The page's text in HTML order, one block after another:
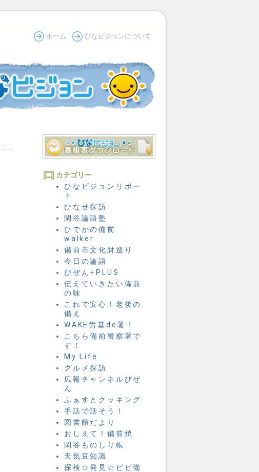
ホーム ひなビジョンについて
カテゴリー
ひなビジョンリポー
ト
ひなせ探訪
閑谷論語塾
ひでかの備前
walker
備前市文化財巡り
今日の論語
びぜん+PLUS
伝えていきたい備前
の味
これで安心！老後の
備え
WAKE労基de署！
こちら備前警察署で
す！
My Life
グルメ探訪
広報チャンネルびぜ
ん
ふぁすとクッキング
手話で話そう！
図書館だより
おしえて！備前焼
閑谷ものしり帳
天気豆知識
探検☆発見☆ビビ備